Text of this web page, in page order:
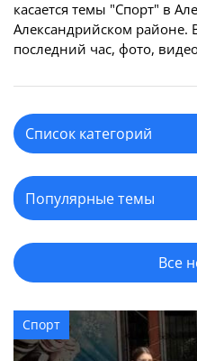
касается темы "Спорт" в
Александрийском районе.
последний час, фото,
Все
Спорт